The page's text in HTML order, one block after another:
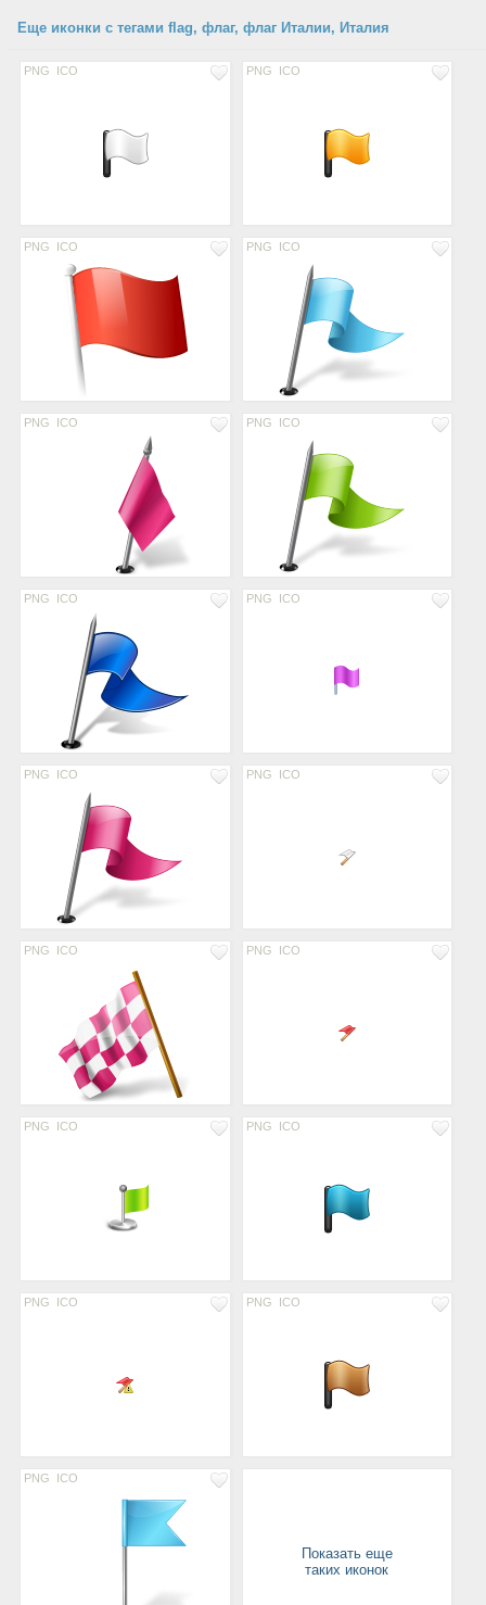
Еще иконки с тегами flag, флаг, флаг Италии, Италия
PNG ICO PNG ICO
PNG ICO PNG ICO
PNG ICO PNG ICO
PNG ICO PNG ICO
PNG ICO PNG ICO
PNG ICO PNG ICO
PNG ICO PNG ICO
PNG ICO PNG ICO
PNG ICO
Показать еще
таких иконок